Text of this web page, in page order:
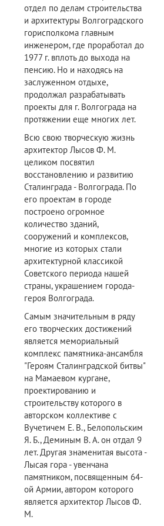
отдел по делам строительства
и архитектуры Волгоградского
горисполкома главным
инженером, где проработал до
1977 г. вплоть до выхода на
пенсию. Но и находясь на
заслуженном отдыхе,
продолжал разрабатывать
проекты для г. Волгограда на
протяжении еще многих лет.
Всю свою творческую жизнь
архитектор Лысов Ф. М.
целиком посвятил
восстановлению и развитию
Сталинграда - Волгограда. По
его проектам в городе
построено огромное
количество зданий,
сооружений и комплексов,
многие из которых стали
архитектурной классикой
Советского периода нашей
страны, украшением города-
героя Волгограда.
Самым значительным в ряду
его творческих достижений
является мемориальный
комплекс памятника-ансамбля
"Героям Сталинградской битвы"
на Мамаевом кургане,
проектированию и
строительству которого в
авторском коллективе с
Вучетичем Е. В., Белопольским
Я. Б., Деминым В. А. он отдал 9
лет. Другая знаменитая высота -
Лысая гора - увенчана
памятником, посвященным 64-
ой Армии, автором которого
является архитектор Лысов Ф.
М.